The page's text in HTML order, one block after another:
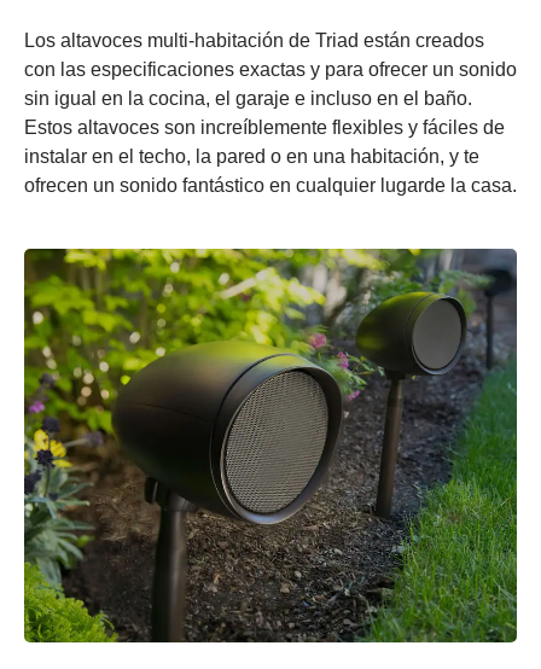
Los altavoces multi-habitación de Triad están creados
con las especificaciones exactas y para ofrecer un sonido
sin igual en la cocina, el garaje e incluso en el baño.
Estos altavoces son increíblemente flexibles y fáciles de
instalar en el techo, la pared o en una habitación, y te
ofrecen un sonido fantástico en cualquier lugarde la casa.